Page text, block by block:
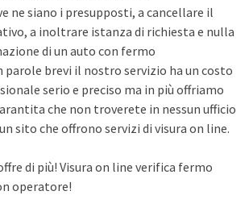
ne siano i presupposti, a cancellare il
a inoltrare istanza di richiesta e nulla
di un auto con fermo
brevi il nostro servizio ha un costo
serio e preciso ma in più offriamo
che non troverete in nessun ufficio
sito che offrono servizi di visura on line.
di più! Visura on line verifica fermo
operatore!